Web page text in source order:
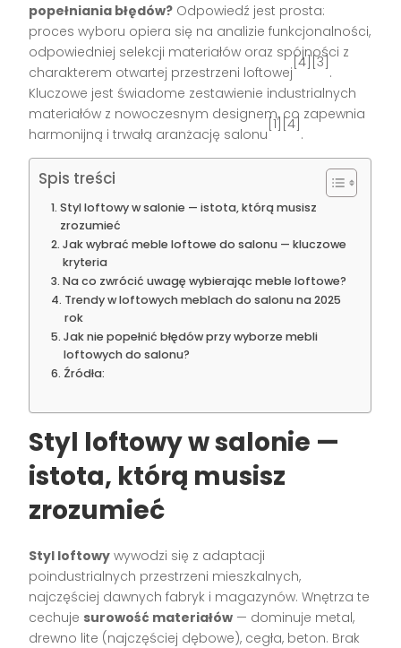
popełniania błędów? Odpowiedź jest prosta:
proces wyboru opiera się na analizie funkcjonalności,
odpowiedniej selekcji materiałów oraz spójności z
charakterem otwartej przestrzeni loftowej
[4][3]
.
Kluczowe jest świadome zestawienie industrialnych
materiałów z nowoczesnym designem, co zapewnia
harmonijną i trwałą aranżację salonu
[1][4]
.
Spis treści
Styl loftowy w salonie — istota, którą musisz
zrozumieć
Jak wybrać meble loftowe do salonu — kluczowe
kryteria
Na co zwrócić uwagę wybierając meble loftowe?
Trendy w loftowych meblach do salonu na 2025
rok
Jak nie popełnić błędów przy wyborze mebli
loftowych do salonu?
Źródła:
Styl loftowy w salonie —
istota, którą musisz
zrozumieć
Styl loftowy wywodzi się z adaptacji
poindustrialnych przestrzeni mieszkalnych,
najczęściej dawnych fabryk i magazynów. Wnętrza te
cechuje surowość materiałów — dominuje metal,
drewno lite (najczęściej dębowe), cegła, beton. Brak